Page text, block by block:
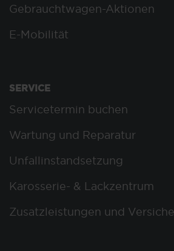
Gebrauchtwagen-Aktionen
E-Mobilität
SERVICE
Servicetermin buchen
Wartung und Reparatur
Unfallinstandsetzung
Karosserie- & Lackzentrum
Zusatzleistungen und